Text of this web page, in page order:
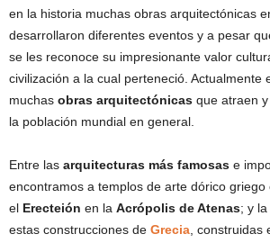
en la historia muchas obras arquitectónicas
desarrollaron diferentes eventos y a pesar
se les reconoce su impresionante valor
civilización a la cual perteneció. Actualmente
muchas obras arquitectónicas que atraen
la población mundial en general.
Entre las arquitecturas más famosas e
encontramos a templos de arte dórico griego
el Erecteión en la Acrópolis de Atenas; y la
estas construcciones de Grecia , construidas